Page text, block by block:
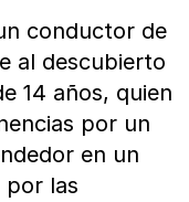
conductor de
al descubierto
14 años, quien
por un
en un
por las